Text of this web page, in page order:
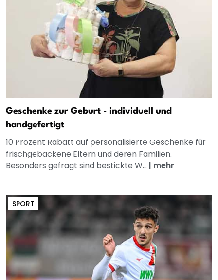
Geschenke zur Geburt - individuell und
handgefertigt
10 Prozent Rabatt auf personalisierte Geschenke für
frischgebackene Eltern und deren Familien.
Besonders gefragt sind bestickte W... | mehr
SPORT